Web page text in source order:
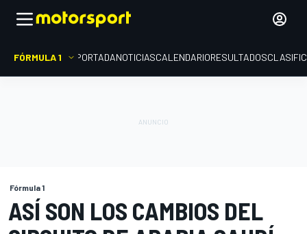
FÓRMULA 1 PORTADANOTICIASCALENDARIORESULTADOS
Fórmula 1
ASÍ SON LOS CAMBIOS DEL